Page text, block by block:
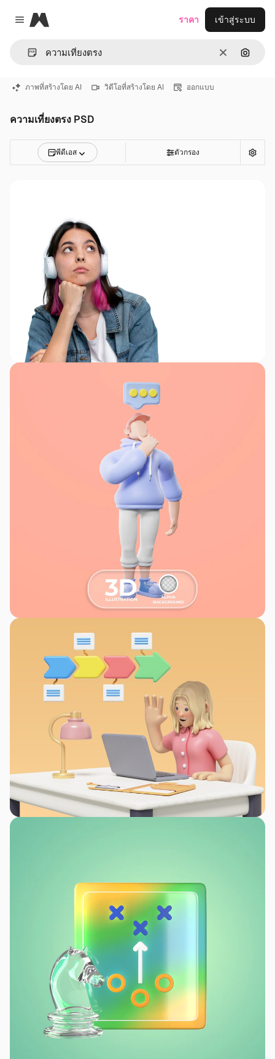
Close menu
Magnific
ชัดเจนค้นหา
ราคา เข้าสู่ระบบ
ภาพที่สร้างโดย AI วิดีโอที่สร้างโดย AI ออกแบบ
ความเที่ยงตรง PSD
พีดีเอส ตัวกรอง